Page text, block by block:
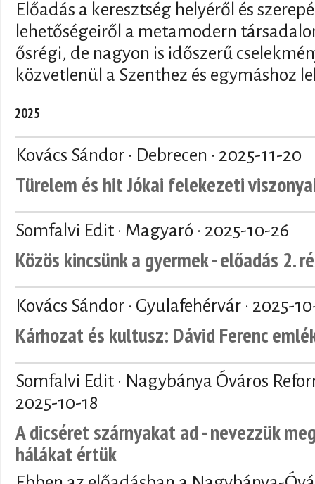
Előadás a keresztség helyéről és
lehetőségeiről a metamodern
ősrégi, de nagyon is időszerű
közvetlenül a Szenthez és egymáshoz
2025
Kovács Sándor · Debrecen · 2025-11-20
Türelem és hit Jókai felekezeti
Somfalvi Edit · Magyaró · 2025-10-26
Közös kincsünk a gyermek - előadás 2.
Kovács Sándor · Gyulafehérvár · 2025-
Kárhozat és kultusz: Dávid Ferenc
Somfalvi Edit · Nagybánya Óváros
2025-10-18
A dicséret szárnyakat ad - nevezzük
hálákat értük